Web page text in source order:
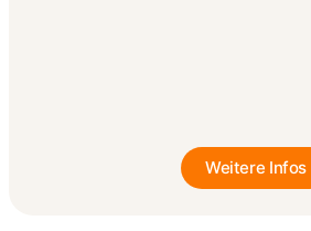
Weitere Infos